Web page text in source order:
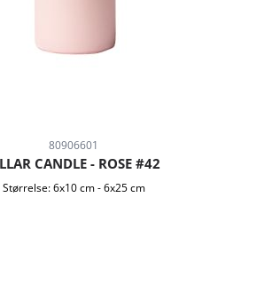
80906601
CANDLE - ROSE #42
Størrelse: 6x10 cm -6x25 cm